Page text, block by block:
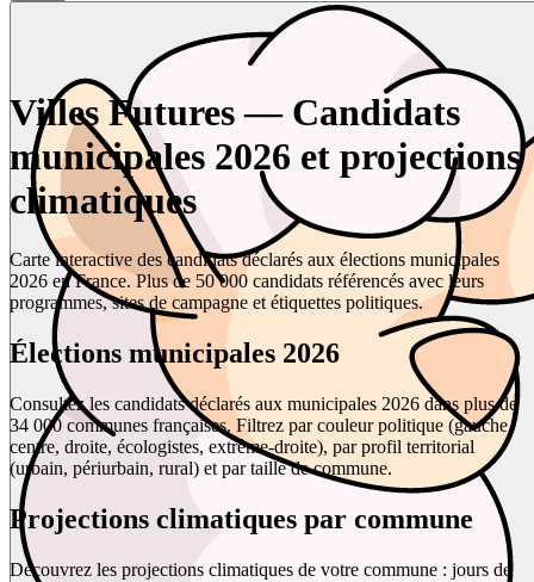
Villes Futures — Candidats
municipales 2026 et projections
climatiques
Carte interactive des candidats déclarés aux élections municipales
2026 en France. Plus de 50 000 candidats référencés avec leurs
programmes, sites de campagne et étiquettes politiques.
Élections municipales 2026
Consultez les candidats déclarés aux municipales 2026 dans plus de
34 000 communes françaises. Filtrez par couleur politique (gauche,
centre, droite, écologistes, extrême-droite), par profil territorial
(urbain, périurbain, rural) et par taille de commune.
Projections climatiques par commune
Découvrez les projections climatiques de votre commune : jours de